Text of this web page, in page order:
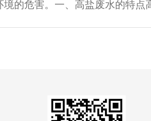
过冷凝系统凝结成液态水通过排
境的危害。一、高盐废水的特点
类的废水，如海水、盐化废水、